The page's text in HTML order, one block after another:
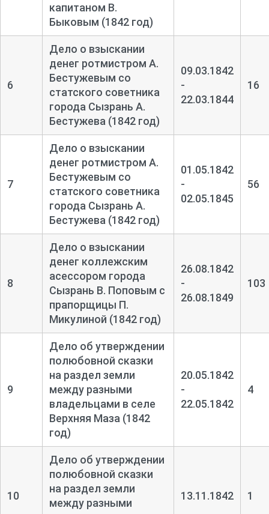
капитаном В.
Быковым (1842 год)
6
Дело о взыскании
денег ротмистром А.
Бестужевым со
статского советника
города Сызрань А.
Бестужева (1842 год)
09.03.1842
-
22.03.1844
16
7
Дело о взыскании
денег ротмистром А.
Бестужевым со
статского советника
города Сызрань А.
Бестужева (1842 год)
01.05.1842
-
02.05.1845
56
8
Дело о взыскании
денег коллежским
асессором города
Сызрань В. Поповым с
прапорщицы П.
Микулиной (1842 год)
26.08.1842
-
26.08.1849
103
9
Дело об утверждении
полюбовной сказки
на раздел земли
между разными
владельцами в селе
Верхняя Маза (1842
год)
20.05.1842
-
22.05.1842
4
10
Дело об утверждении
полюбовной сказки
на раздел земли
между разными
13.11.1842 1